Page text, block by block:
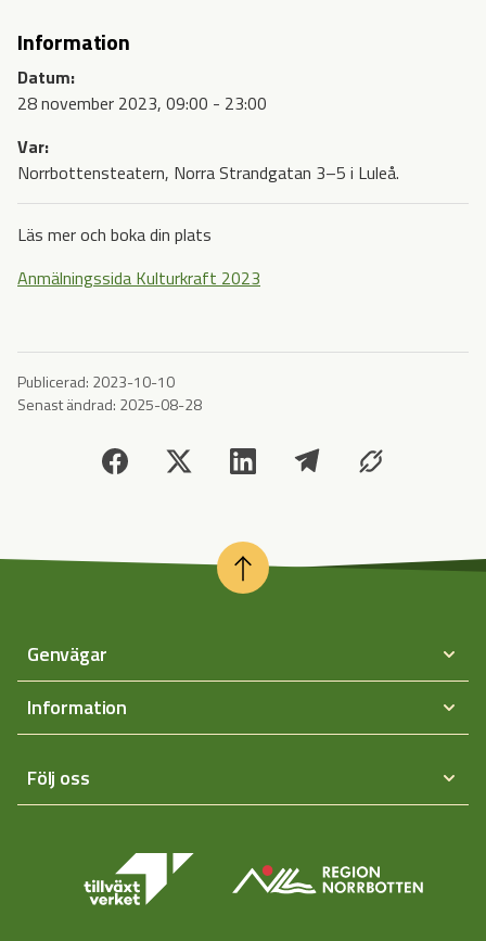
Information
Datum:
28 november 2023, 09:00 - 23:00
Var:
Norrbottensteatern, Norra Strandgatan 3–5 i Luleå.
Läs mer och boka din plats
Anmälningssida Kulturkraft 2023
Publicerad: 2023-10-10
Senast ändrad: 2025-08-28
Genvägar
Information
Följ oss